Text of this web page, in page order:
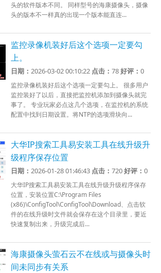
头的软件版本不同。 同样型号的海康摄像头，摄像
头的版本不一样真的出现一个版本能直连...
监控录像机装好后这个选项一定要勾
上。
日期：2026-03-02 00:10:22 点击：78好评：0
监控录像机装好后这个选项一定要勾上。 很多用户
监控装好了以后，直接把监控机添加到摄像头就完
事了。 专业玩家必点这几个选项，在监控机的系统
配置中找到日期设置。将NTP的选项滑块向...
大华IP搜索工具易安装工具在线升级升
级程序保存位置
日期：2026-01-28 01:46:43 点击：720好评：0
大华IP搜索工具易安装工具在线升级升级程序保存
位置，安装位置C:\Program Files
(x86)\ConfigTool\ConfigTool\Download、点击软
件的在线升级时文件就会保存在这个目录里，要近
快速复制出来，升级完成后...
海康摄像头萤石云不在线或与摄像头时
间未同步有关系